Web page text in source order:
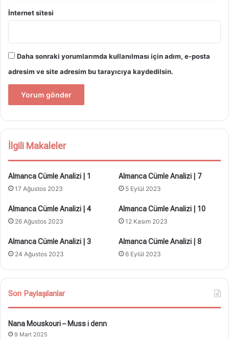
İnternet sitesi
Daha sonraki yorumlarımda kullanılması için adım, e-posta
adresim ve site adresim bu tarayıcıya kaydedilsin.
İlgili Makaleler
Almanca Cümle Analizi | 1
17 Ağustos 2023
Almanca Cümle Analizi | 7
5 Eylül 2023
Almanca Cümle Analizi | 4
26 Ağustos 2023
Almanca Cümle Analizi | 10
12 Kasım 2023
Almanca Cümle Analizi | 3
24 Ağustos 2023
Almanca Cümle Analizi | 8
6 Eylül 2023
Son Paylaşılanlar
Nana Mouskouri – Muss i denn
9 Mart 2025